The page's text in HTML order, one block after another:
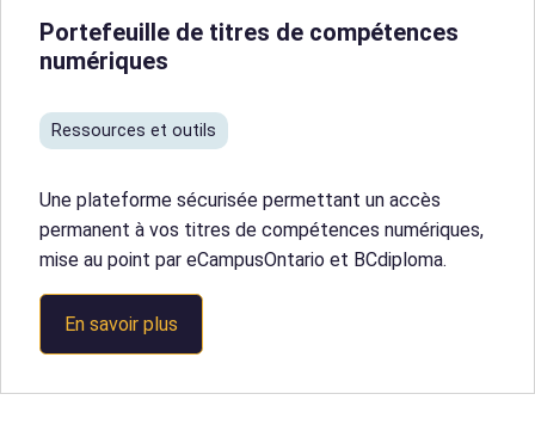
Portefeuille de titres de compétences
numériques
Ressources et outils
Une plateforme sécurisée permettant un accès
permanent à vos titres de compétences numériques,
mise au point par eCampusOntario et BCdiploma.
En savoir plus